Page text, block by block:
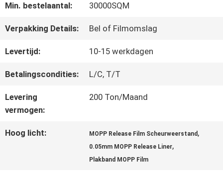
OVER
ONS
KWALITEITSCONTROLE
Min. bestelaantal: 30000SQM
Verpakking Details: Bel of Filmomslag
Levertijd: 10-15 werkdagen
Betalingscondities: L/C, T/T
Levering
vermogen:
200 Ton/Maand
Hoog licht: MOPP Release Film Scheurweerstand ,
0.05mm MOPP Release Liner,
Plakband MOPP Film